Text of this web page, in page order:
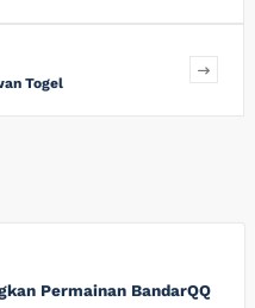
Togel
Permainan BandarQQ